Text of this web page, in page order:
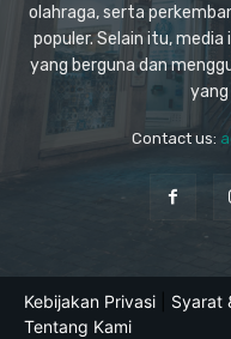
olahraga, serta
populer. Selain itu,
yang berguna dan
yang
Contact us:
Kebijakan Privasi Syarat
Tentang Kami